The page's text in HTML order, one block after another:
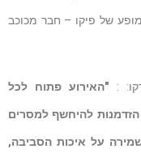
של פיקו – חבר מכוכב
: "האירוע פתוח לכל
הזדמנות להיחשף למסרים
על איכות הסביבה,